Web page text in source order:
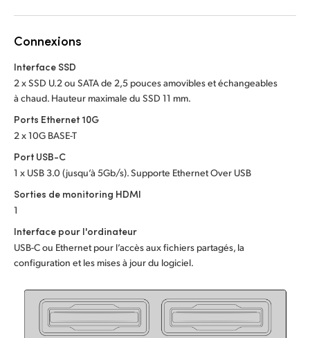
Norway
Poland
Portugal
Singapore
South Africa
Sweden
Turkey
UAE
Connexions
Interface SSD
2 x SSD U.2 ou SATA de 2,5 pouces amovibles et échangeables
à chaud. Hauteur maximale du SSD 11 mm.
Ports Ethernet 10G
2 x 10G BASE-T
Port USB-C
1 x USB 3.0 (jusqu’à 5Gb/s). Supporte Ethernet Over USB
Sorties de monitoring HDMI
1
Interface pour l'ordinateur
USB-C ou Ethernet pour l’accès aux fichiers partagés, la
configuration et les mises à jour du logiciel.